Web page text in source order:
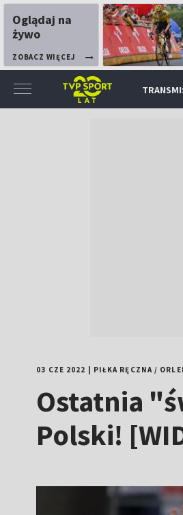
Oglądaj na
żywo
ZOBACZ WIĘCEJ
03 CZE 2022 PIŁKA RĘCZNA/
Ostatnia
Polski!